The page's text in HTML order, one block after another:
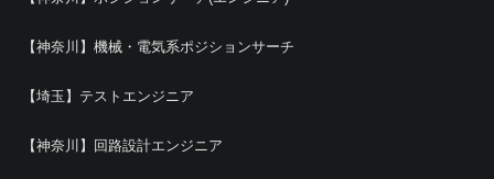
【神奈川】機械・電気系ポジションサーチ
【埼玉】テストエンジニア
【神奈川】回路設計エンジニア